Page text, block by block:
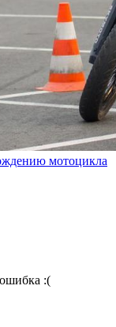
мотоцикла
:(